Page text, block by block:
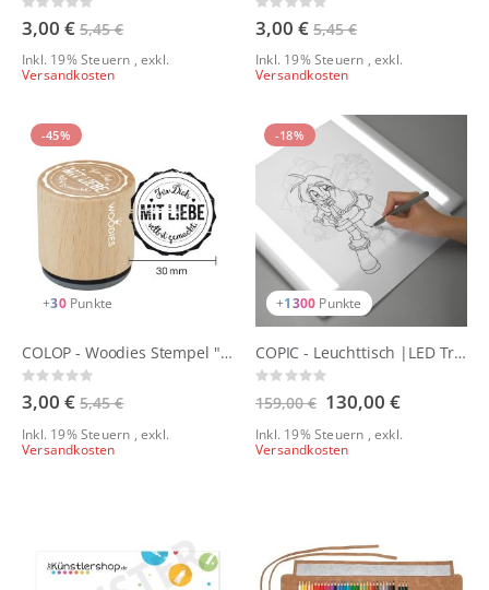
Rating:
0%
3,00 € 5,45 €
Inkl. 19% Steuern ,exkl.
Versandkosten
Rating:
0%
3,00 € 5,45 €
Inkl. 19% Steuern ,exkl.
Versandkosten
-45%
+30 Punkte
COLOP - Woodies Stempel "Handmade"
Rating:
0%
3,00 € 5,45 €
Inkl. 19% Steuern ,exkl.
Versandkosten
-18%
+1300 Punkte
COPIC - Leuchttisch |LED Tracer A4
Rating:
0%
159,00 € Sonderangebot
130,00 €
Inkl. 19% Steuern ,exkl.
Versandkosten